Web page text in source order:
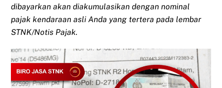
dibayarkan akan diakumulasikan dengan nominal
pajak kendaraan asli Anda yang tertera pada lembar
STNK/Notis Pajak.